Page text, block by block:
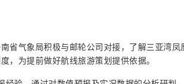
省气象局积极与邮轮公司对接，了解三亚湾
，为提前做好航线旅游策划提供依据。